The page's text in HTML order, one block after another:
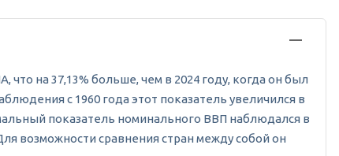
на 37,13% больше, чем в 2024 году, когда он был
с 1960 года этот показатель увеличился в
показатель номинального ВВП наблюдался в
возможности сравнения стран между собой он